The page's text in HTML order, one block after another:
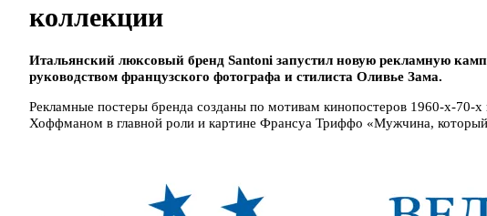
коллекции
Итальянский люксовый бренд Santoni запустил новую рекламную
руководством французского фотографа и стилиста Оливье Зама.
Рекламные постеры бренда созданы по мотивам кинопостеров 1960-х-70-
Хоффманом в главной роли и картине Франсуа Триффо «Мужчина,